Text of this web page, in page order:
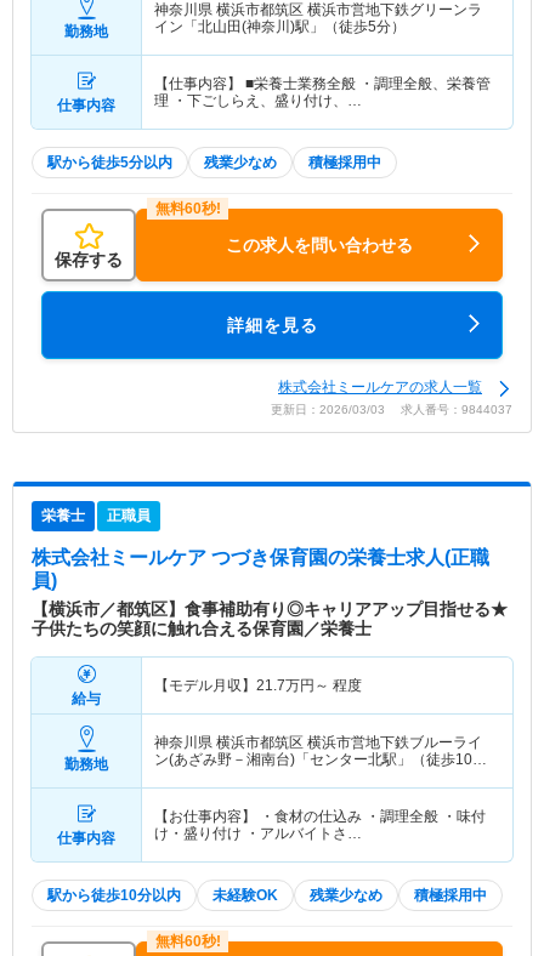
勤務地
神奈川県 横浜市都筑区 横浜市営地下鉄グリーンラ
イン「北山田(神奈川)駅」（徒歩5分）
仕事内容
【仕事内容】 ■栄養士業務全般 ・調理全般、栄養管
理 ・下ごしらえ、盛り付け、…
駅から徒歩5分以内 残業少なめ 積極採用中
保存する
この求人を問い合わせる
詳細を見る
株式会社ミールケアの求人一覧
更新日：2026/03/03 求人番号：9844037
栄養士 正職員
株式会社ミールケア つづき保育園の栄養士求人(正職
員)
【横浜市／都筑区】食事補助有り◎キャリアアップ目指せる★
子供たちの笑顔に触れ合える保育園／栄養士
給与
【モデル月収】 21.7万円～ 程度
勤務地
神奈川県 横浜市都筑区 横浜市営地下鉄ブルーライ
ン(あざみ野－湘南台)「センター北駅」（徒歩10
駅」（徒歩10分）
仕事内容
【お仕事内容】 ・食材の仕込み ・調理全般 ・味付
け・盛り付け ・アルバイトさ…
駅から徒歩10分以内 未経験OK 残業少なめ 積極採用中